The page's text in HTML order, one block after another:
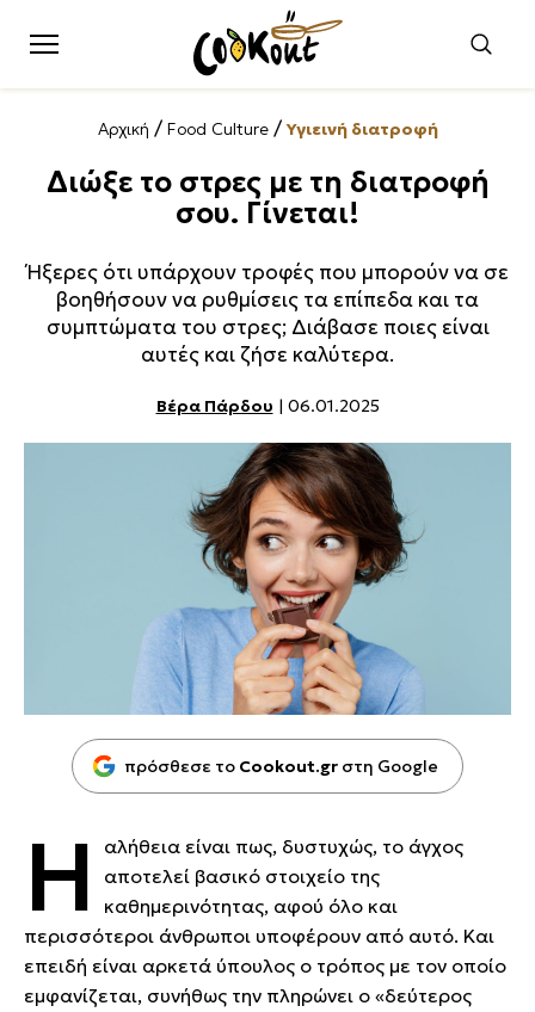
Αρχική / Food Culture/Υγιεινή διατροφή
Διώξε το στρες με τη διατροφή
σου. Γίνεται!
Ήξερες ότι υπάρχουν τροφές που μπορούν να σε
βοηθήσουν να ρυθμίσεις τα επίπεδα και τα
συμπτώματα του στρες; Διάβασε ποιες είναι
αυτές και ζήσε καλύτερα.
Βέρα Πάρδου | 06.01.2025
πρόσθεσε το Cookout.gr στη Google
Η
αλήθεια είναι πως, δυστυχώς, το άγχος
αποτελεί βασικό στοιχείο της
καθημερινότητας, αφού όλο και
περισσότεροι άνθρωποι υποφέρουν από αυτό. Και
επειδή είναι αρκετά ύπουλος ο τρόπος με τον οποίο
εμφανίζεται, συνήθως την πληρώνει ο «δεύτερος